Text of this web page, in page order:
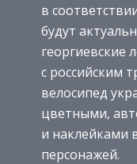
в
будут
георгиевские
с российским
велосипед
цветными,
и наклейками
персонажей.